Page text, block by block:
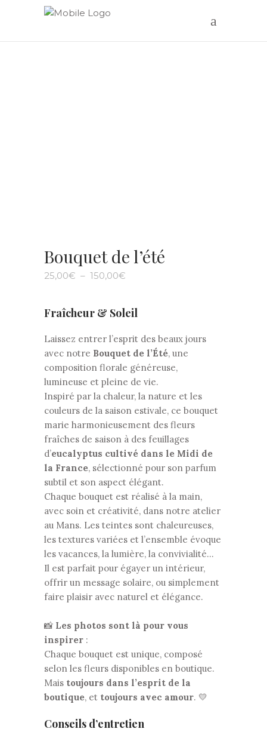
Bouquet de l’été
25,00€ – 150,00€
à
150,00€
Fraîcheur & Soleil
Laissez entrer l’esprit des beaux jours
avec notre Bouquet de l’Été, une
composition florale généreuse,
lumineuse et pleine de vie.
Inspiré par la chaleur, la nature et les
couleurs de la saison estivale, ce bouquet
marie harmonieusement des fleurs
fraîches de saison à des feuillages
d’eucalyptus cultivé dans le Midi de
la France, sélectionné pour son parfum
subtil et son aspect élégant.
Chaque bouquet est réalisé à la main,
avec soin et créativité, dans notre atelier
au Mans. Les teintes sont chaleureuses,
les textures variées et l’ensemble évoque
les vacances, la lumière, la convivialité…
Il est parfait pour égayer un intérieur,
offrir un message solaire, ou simplement
faire plaisir avec naturel et élégance.
📸 Les photos sont là pour vous
inspirer :
Chaque bouquet est unique, composé
selon les fleurs disponibles en boutique.
Mais toujours dans l’esprit de la
boutique, et toujours avec amour. 💛
Conseils d’entretien